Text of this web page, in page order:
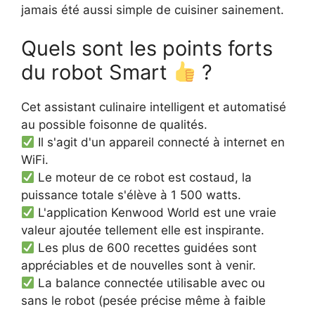
jamais été aussi simple de cuisiner sainement.
Quels sont les points forts
du robot Smart
?
Cet assistant culinaire intelligent et automatisé
au possible foisonne de qualités.
Il s'agit d'un appareil connecté à internet en
WiFi.
Le moteur de ce robot est costaud, la
puissance totale s'élève à 1 500 watts.
L'application Kenwood World est une vraie
valeur ajoutée tellement elle est inspirante.
Les plus de 600 recettes guidées sont
appréciables et de nouvelles sont à venir.
La balance connectée utilisable avec ou
sans le robot (pesée précise même à faible